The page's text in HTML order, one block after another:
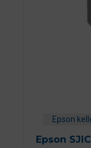
Epson
Epson